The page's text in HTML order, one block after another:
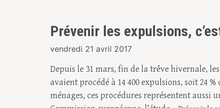
Prévenir les expulsions,
vendredi 21 avril 2017
Depuis le 31 mars, fin de la trêve hivernale,
avaient procédé à 14 400 expulsions, soit 24
ménages, ces procédures représentent